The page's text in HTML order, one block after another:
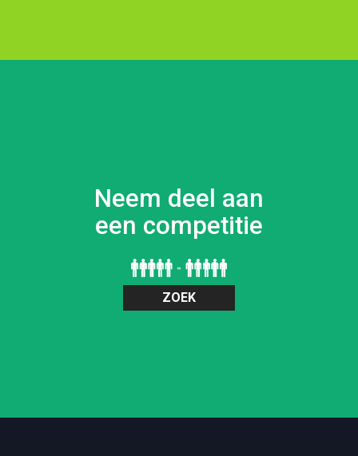
Neem deel aan
een competitie
ZOEK